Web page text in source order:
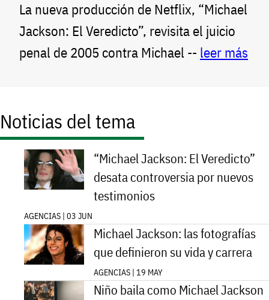
La nueva producción de Netflix, “Michael
Jackson: El Veredicto”, revisita el juicio
penal de 2005 contra Michael -- leer más
Noticias del tema
“Michael Jackson: El Veredicto”
desata controversia por nuevos
testimonios
AGENCIAS | 03 JUN
Michael Jackson: las fotografías
que definieron su vida y carrera
AGENCIAS | 19 MAY
Niño baila como Michael Jackson